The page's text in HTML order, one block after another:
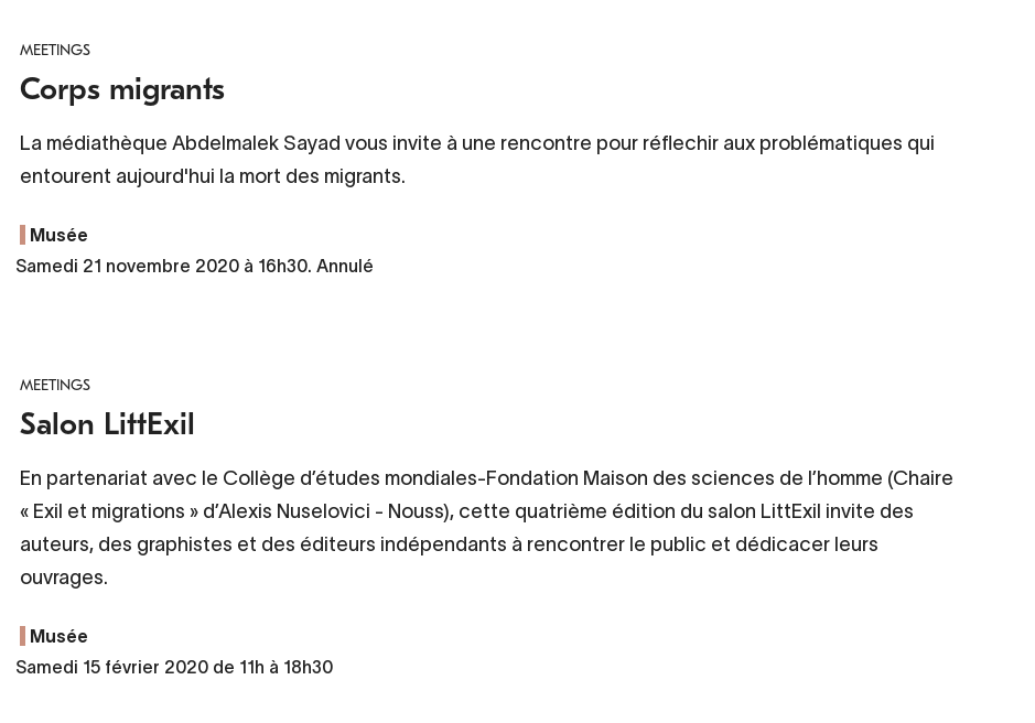
MEETINGS
Corps migrants
La médiathèque Abdelmalek Sayad vous invite à une rencontre pour réflechir aux problématiques qui
entourent aujourd'hui la mort des migrants.
Musée
Samedi 21 novembre 2020 à 16h30. Annulé
MEETINGS
Salon LittExil
En partenariat avec le Collège d’études mondiales-Fondation Maison des sciences de l’homme (Chaire
« Exil et migrations » d’Alexis Nuselovici - Nouss), cette quatrième édition du salon LittExil invite des
auteurs, des graphistes et des éditeurs indépendants à rencontrer le public et dédicacer leurs
ouvrages.
Musée
Samedi 15 février 2020 de 11h à 18h30